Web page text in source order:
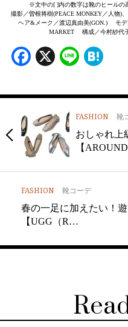
※文中の[ ]内の数字は靴のヒールの
撮影／曽根将樹(PEACE MONKEY／人物
ヘア&メーク／渡辺真由美(GON.) モ
MARKET 構成／今村紗
Facebook
X Line
FASHION 靴
おしゃれ上
【
FASHION 靴コーデ
春の一足に加えたい！
【UGG（R…